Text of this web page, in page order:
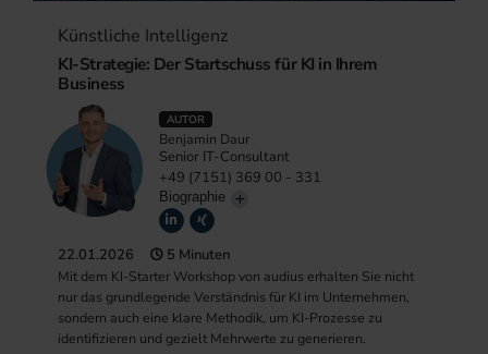
Künstliche Intelligenz
KI-Strategie: Der Startschuss für KI in Ihrem
Business
AUTOR
Benjamin Daur
Senior IT-Consultant
+49 (7151) 369 00 - 331
Biographie
22.01.2026 5 Minuten
Mit dem KI-Starter Workshop von audius erhalten Sie nicht
nur das grundlegende Verständnis für KI im Unternehmen,
sondern auch eine klare Methodik, um KI-Prozesse zu
identifizieren und gezielt Mehrwerte zu generieren.